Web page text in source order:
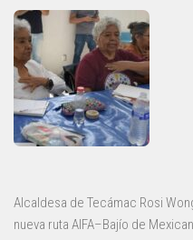
Alcaldesa de Tecámac Rosi
nueva ruta AIFA–Bajío de